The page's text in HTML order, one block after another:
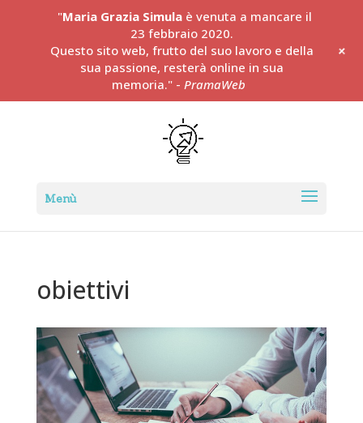
obiettivi
"Maria Grazia Simulaè venuta a mancare il
23 febbraio 2020.
Questo sito web, frutto del suo lavoro e della
sua passione, resterà online in sua
memoria." - PramaWeb
+